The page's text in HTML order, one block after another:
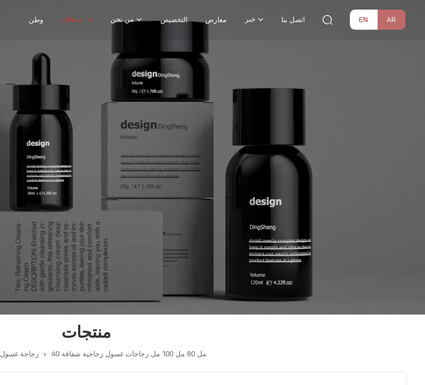
وطن من نحن التخصيص معارض خبر اتصل بنا EN AR
منتجات
زجاجة غسول 40 مل 80 مل 100 مل زجاجات غسول زجاجية شفافة